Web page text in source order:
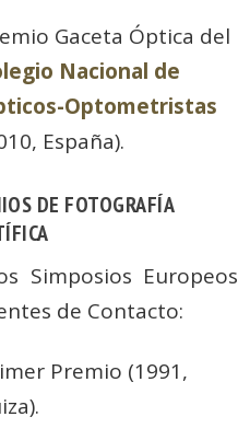
Gaceta Óptica del
Nacional de
Optometristas
España).
DE FOTOGRAFÍA
Simposios Europeos
de Contacto:
Premio (1991,